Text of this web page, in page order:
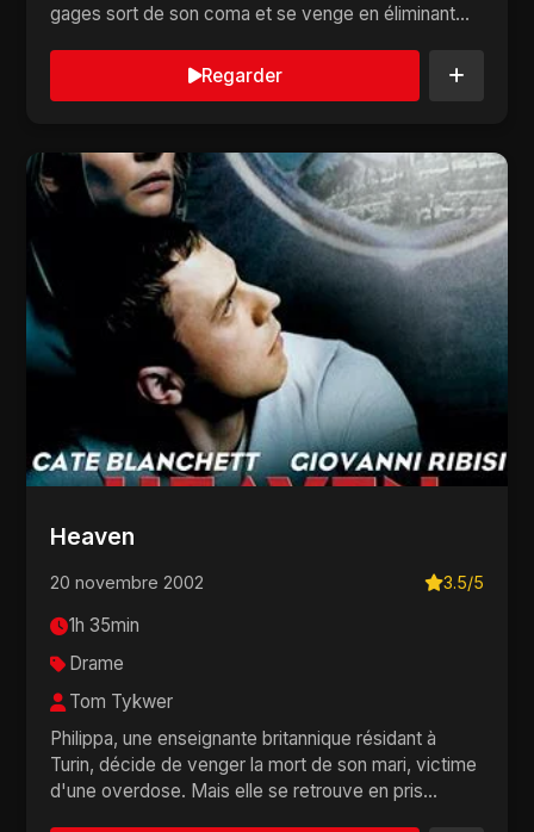
gages sort de son coma et se venge en éliminant
Regarder
Heaven
20 novembre 2002 3.5/5
1h 35min
Drame
Tom Tykwer
Philippa, une enseignante britannique résidant à
Turin, décide de venger la mort de son mari, victime
d'une overdose. Mais elle se retrouve en pris...